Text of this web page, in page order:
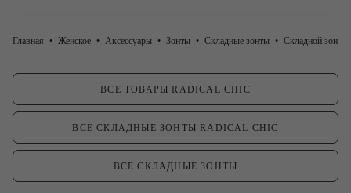
Главная Женское Аксессуары Зонты Складные зонты Складной зонт
ВСЕ ТОВАРЫ RADICAL CHIC
ВСЕ СКЛАДНЫЕ ЗОНТЫ RADICAL CHIC
ВСЕ СКЛАДНЫЕ ЗОНТЫ